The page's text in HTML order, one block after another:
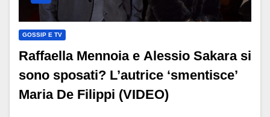
GOSSIP E TV
Raffaella Mennoia e Alessio Sakara si
sono sposati? L’autrice ‘smentisce’
Maria De Filippi (VIDEO)